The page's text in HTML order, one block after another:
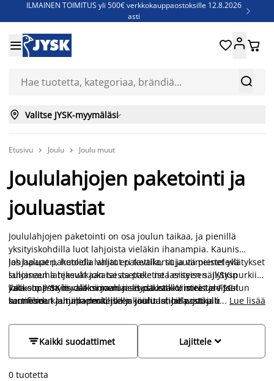
ILMAINEN TOIMITUS yli 500€ verkkokauppaostoksille 12.8.2026
asti

Jenkkisänkyjä - Säästä jopa 60%


 
 Valitse JYSK-myymäläsi
Etusivu  Joulu  Joulu muut
Joululahjojen paketointi ja
jouluastiat
Joululahjojen paketointi on osa joulun taikaa, ja pienillä
yksityiskohdilla luot lahjoista vieläkin ihanampia. Kaunis
lahjapaperi, huolella valitut pakettikortit ja viimeistelevä
lahjanauha tekevät jokaisesta paketista erityisen. JYSKin
valikoimasta löydät monenlaiset pakettikoristeet ja FSC-
sertifioidut lahjapaperit, joilla käärit lahjat vastuullisesti ja
Jos haluat paketoida lahjat eri tavalla, sujauta pienet yllätykset
suloiseen lahjasukkaan tai asettele ne lasiseen säilytyspurkiin,
joka sopii myös osaksi joulun sisustusta. Viimeistele joulun
tunnelma kauniilla mukeilla ja jouluastioilla, jotka tuovat
Tutustu JYSKin valikoimaan ja löydä kaikki, mitä tarvitset
kauniiseen ja tunnelmalliseen jouluun, helposti ja edullisesti.
... Lue lisää
Kaikki suodattimet 
Lajittele
0 tuotetta